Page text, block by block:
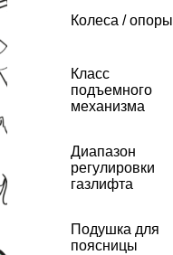
Колеса / опоры
Класс
подъемного
механизма
Диапазон
регулировки
газлифта
Подушка для
поясницы